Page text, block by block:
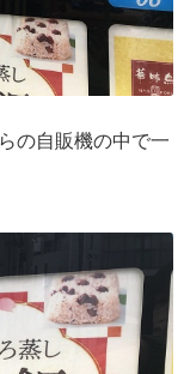
の自販機の中で一